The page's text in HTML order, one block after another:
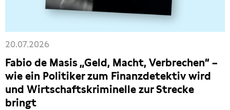
20.07.2026
Fabio de Masis „Geld, Macht, Verbrechen“ –
wie ein Politiker zum Finanzdetektiv wird
und Wirtschaftskriminelle zur Strecke
bringt